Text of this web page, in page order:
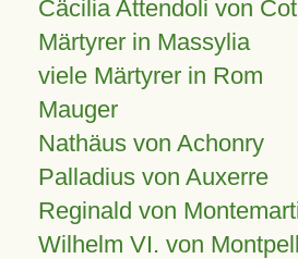
Cäcilia Attendoli von
Märtyrer in Massylia
viele Märtyrer in Rom
Mauger
Nathäus von Achonry
Palladius von Auxerre
Reginald von
Wilhelm VI. von